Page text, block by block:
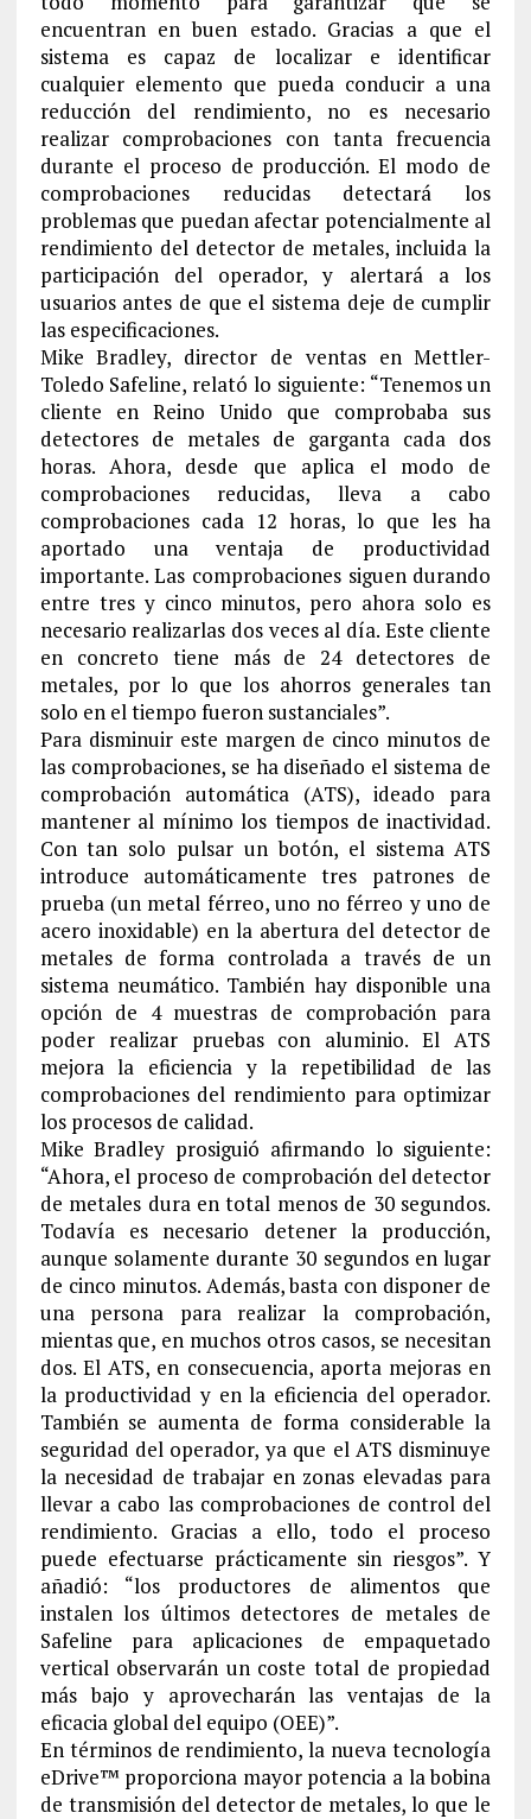
encuentran en buen estado. Gracias a que el
sistema es capaz de localizar e identificar
cualquier elemento que pueda conducir a una
reducción del rendimiento, no es necesario
realizar comprobaciones con tanta frecuencia
durante el proceso de producción. El modo de
comprobaciones reducidas detectará los
problemas que puedan afectar potencialmente al
rendimiento del detector de metales, incluida la
participación del operador, y alertará a los
usuarios antes de que el sistema deje de cumplir
las especificaciones.
Mike Bradley, director de ventas en Mettler-
Toledo Safeline, relató lo siguiente: “Tenemos un
cliente en Reino Unido que comprobaba sus
detectores de metales de garganta cada dos
horas. Ahora, desde que aplica el modo de
comprobaciones reducidas, lleva a cabo
comprobaciones cada 12 horas, lo que les ha
aportado una ventaja de productividad
importante. Las comprobaciones siguen durando
entre tres y cinco minutos, pero ahora solo es
necesario realizarlas dos veces al día. Este cliente
en concreto tiene más de 24 detectores de
metales, por lo que los ahorros generales tan
solo en el tiempo fueron sustanciales”.
Para disminuir este margen de cinco minutos de
las comprobaciones, se ha diseñado el sistema de
comprobación automática (ATS), ideado para
mantener al mínimo los tiempos de inactividad.
Con tan solo pulsar un botón, el sistema ATS
introduce automáticamente tres patrones de
prueba (un metal férreo, uno no férreo y uno de
acero inoxidable) en la abertura del detector de
metales de forma controlada a través de un
sistema neumático. También hay disponible una
opción de 4 muestras de comprobación para
poder realizar pruebas con aluminio. El ATS
mejora la eficiencia y la repetibilidad de las
comprobaciones del rendimiento para optimizar
los procesos de calidad.
Mike Bradley prosiguió afirmando lo siguiente:
“Ahora, el proceso de comprobación del detector
de metales dura en total menos de 30 segundos.
Todavía es necesario detener la producción,
aunque solamente durante 30 segundos en lugar
de cinco minutos. Además, basta con disponer de
una persona para realizar la comprobación,
mientas que, en muchos otros casos, se necesitan
dos. El ATS, en consecuencia, aporta mejoras en
la productividad y en la eficiencia del operador.
También se aumenta de forma considerable la
seguridad del operador, ya que el ATS disminuye
la necesidad de trabajar en zonas elevadas para
llevar a cabo las comprobaciones de control del
rendimiento. Gracias a ello, todo el proceso
puede efectuarse prácticamente sin riesgos”. Y
añadió: “los productores de alimentos que
instalen los últimos detectores de metales de
Safeline para aplicaciones de empaquetado
vertical observarán un coste total de propiedad
más bajo y aprovecharán las ventajas de la
eficacia global del equipo (OEE)”.
En términos de rendimiento, la nueva tecnología
eDrive™ proporciona mayor potencia a la bobina
de transmisión del detector de metales, lo que le